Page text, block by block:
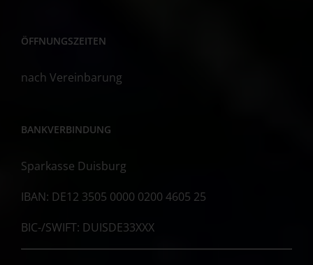
ÖFFNUNGSZEITEN
nach Vereinbarung
BANKVERBINDUNG
Sparkasse Duisburg
IBAN: DE12 3505 0000 0200 4605 25
BIC-/SWIFT: DUISDE33XXX